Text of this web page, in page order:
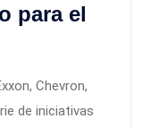
para el
Chevron,
de iniciativas